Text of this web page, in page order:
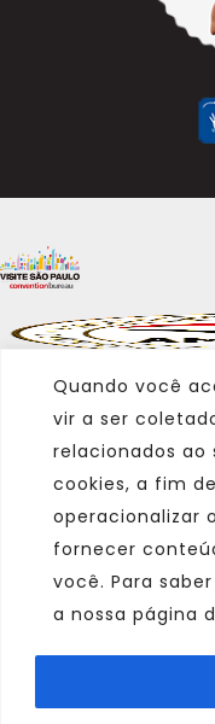
Quando você
vir a ser
relacionados ao
cookies, a fim
operacionalizar
fornecer
você. Para
a nossa página